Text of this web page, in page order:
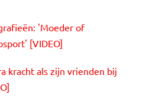
'Moeder of
[VIDEO]
kracht als zijn vrienden bij